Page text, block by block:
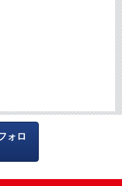
ォロ